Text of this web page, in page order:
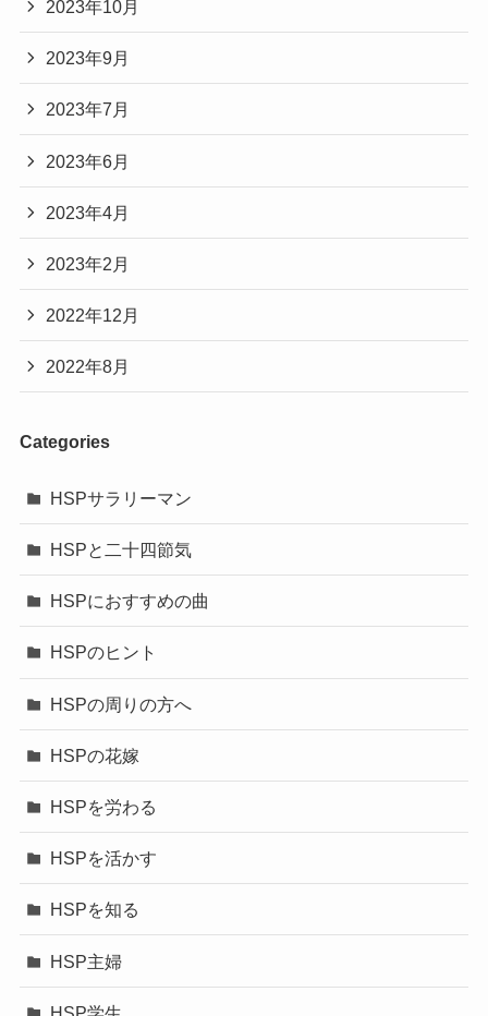
2023年10月
2023年9月
2023年7月
2023年6月
2023年4月
2023年2月
2022年12月
2022年8月
Categories
HSPサラリーマン
HSPと二十四節気
HSPにおすすめの曲
HSPのヒント
HSPの周りの方へ
HSPの花嫁
HSPを労わる
HSPを活かす
HSPを知る
HSP主婦